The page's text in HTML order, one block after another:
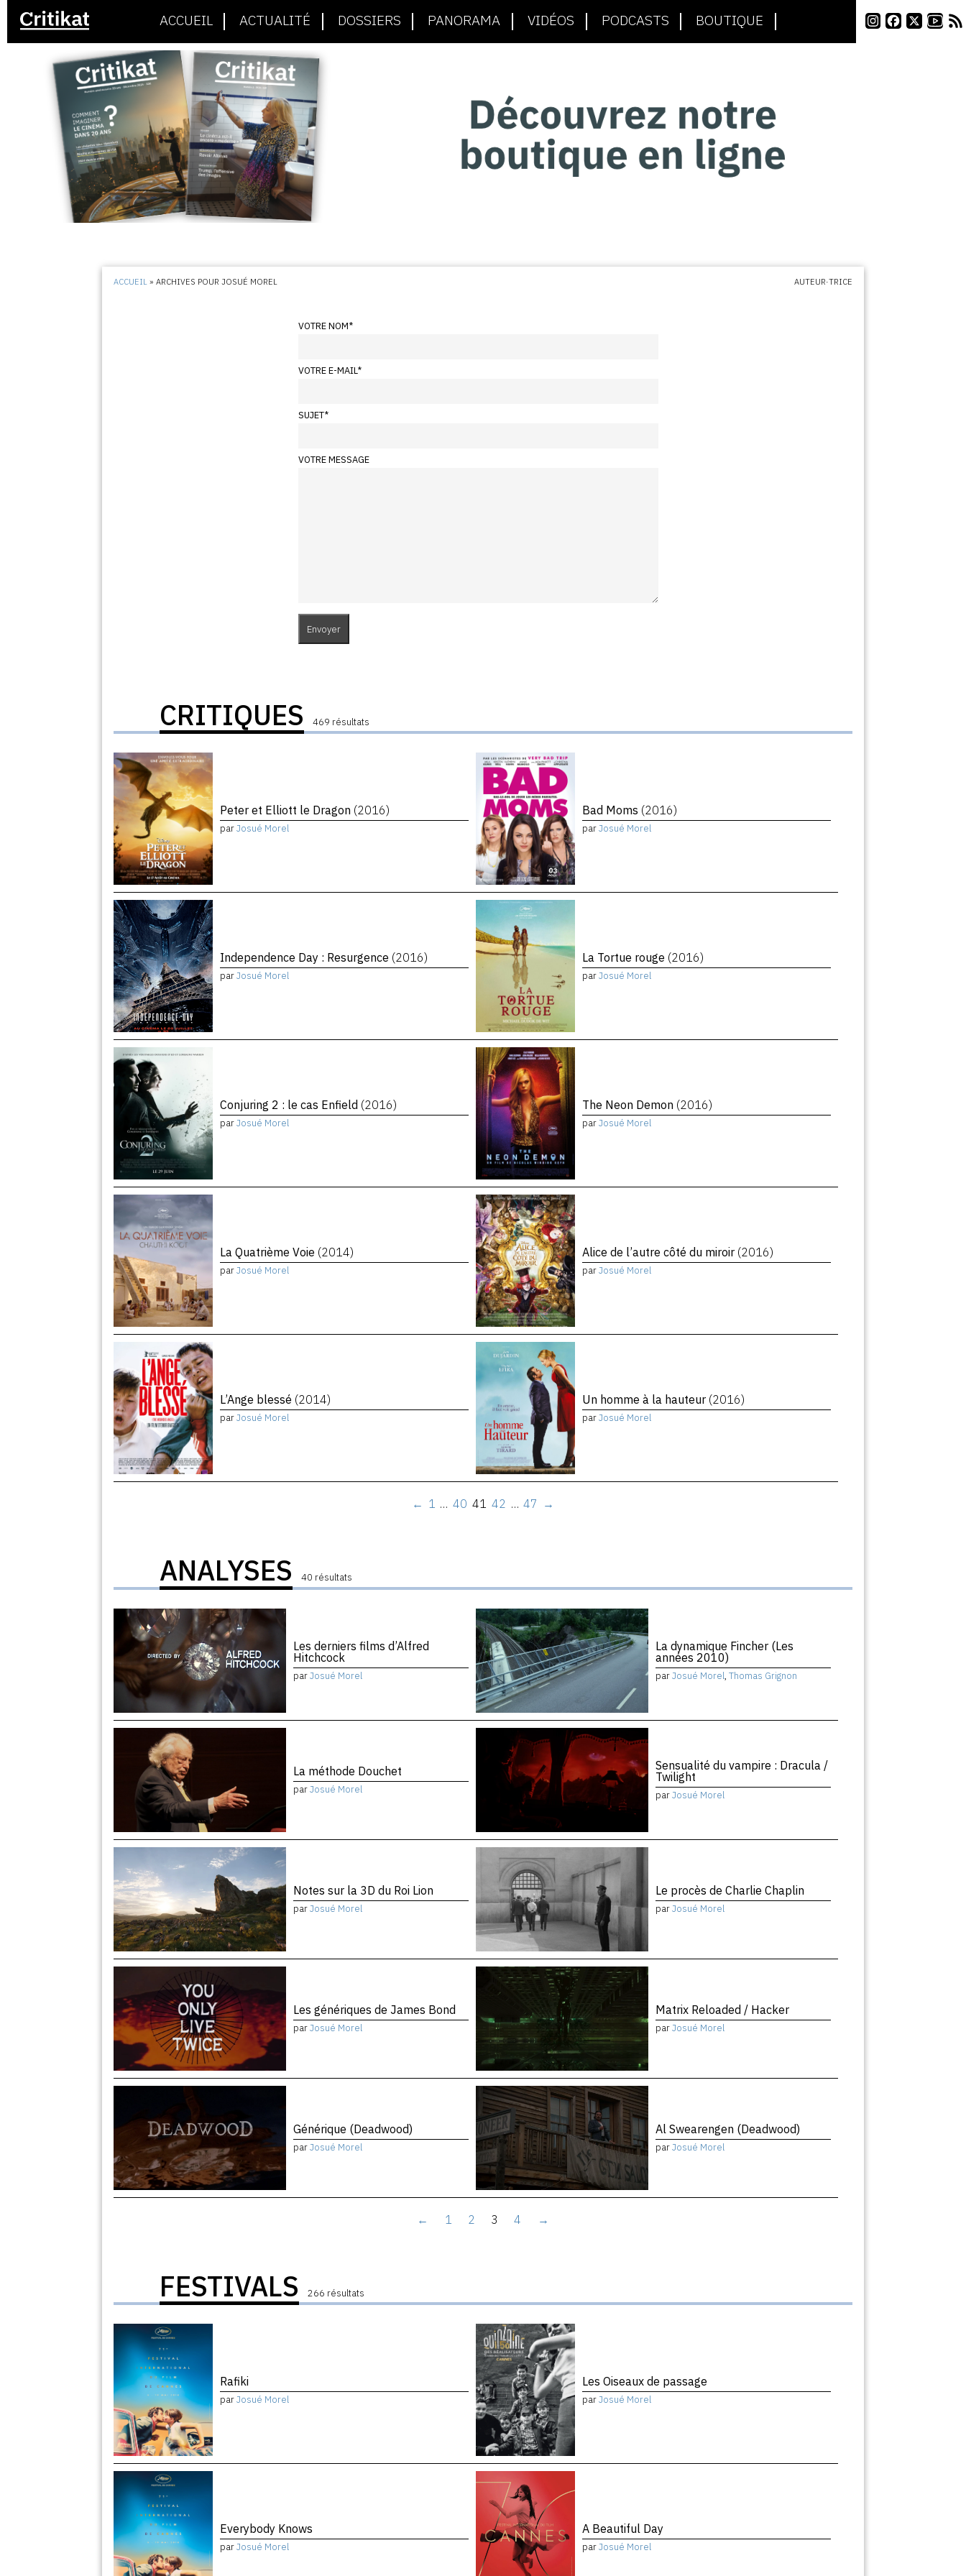
ACCUEIL ACTUALITÉ DOSSIERS PANORAMA VIDÉOS PODCASTS BOUTIQUE
ACCUEIL »ARCHIVES POUR JOSUÉ MOREL AUTEUR·TRICE
VOTRE NOM*
VOTRE E-MAIL*
SUJET*
VOTRE MESSAGE
CRITIQUES 469 résultats
Peter et Elliott le Dragon (2016)
parJosué Morel
Bad Moms (2016)
parJosué Morel
Independence Day : Resurgence (2016)
parJosué Morel
La Tortue rouge (2016)
parJosué Morel
Conjuring 2 : le cas Enfield (2016)
parJosué Morel
The Neon Demon (2016)
parJosué Morel
La Quatrième Voie (2014)
parJosué Morel
Alice de l’autre côté du miroir (2016)
parJosué Morel
L’Ange blessé (2014)
parJosué Morel
Un homme à la hauteur (2016)
parJosué Morel
← 1 … 40 41 42 … 47 →
ANALYSES 40 résultats
Les derniers films d’Alfred
Hitchcock
parJosué Morel
La dynamique Fincher (Les
années 2010)
parJosué Morel, Thomas Grignon
La méthode Douchet
parJosué Morel
Sensualité du vampire : Dracula /
Twilight
parJosué Morel
Notes sur la 3D du Roi Lion
parJosué Morel
Le procès de Charlie Chaplin
parJosué Morel
Les génériques de James Bond
parJosué Morel
Matrix Reloaded / Hacker
parJosué Morel
Générique (Deadwood)
parJosué Morel
Al Swearengen (Deadwood)
parJosué Morel
← 1 2 3 4 →
FESTIVALS 266 résultats
Rafiki
parJosué Morel
Les Oiseaux de passage
parJosué Morel
Everybody Knows
parJosué Morel
A Beautiful Day
parJosué Morel